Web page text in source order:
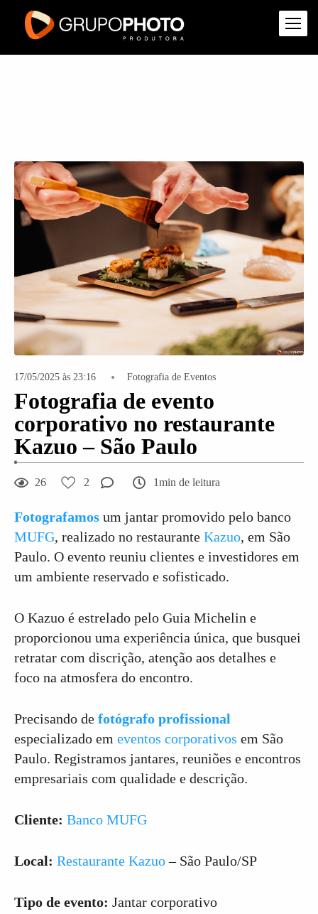
17/05/2025 às 23:16 Fotografia de Eventos
Fotografia de evento
corporativo no restaurante
Kazuo – São Paulo
26 2 1min de leitura
Fotografamos um jantar promovido pelo banco
MUFG, realizado no restaurante Kazuo, em São
Paulo. O evento reuniu clientes e investidores em
um ambiente reservado e sofisticado.
O Kazuo é estrelado pelo Guia Michelin e
proporcionou uma experiência única, que busquei
retratar com discrição, atenção aos detalhes e
foco na atmosfera do encontro.
Precisando de fotógrafo profissional
especializado em eventos corporativos em São
Paulo. Registramos jantares, reuniões e encontros
empresariais com qualidade e descrição.
Cliente: Banco MUFG
Local: Restaurante Kazuo– São Paulo/SP
Tipo de evento: Jantar corporativo